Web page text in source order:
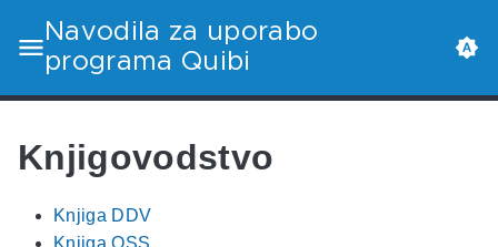
Navodila za uporabo
programa Quibi
Knjigovodstvo
Knjiga DDV